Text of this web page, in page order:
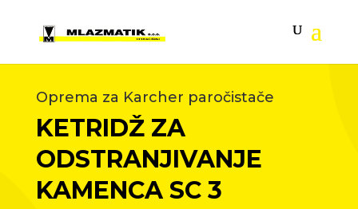
Oprema za Karcher paročistače
KETRIDŽ ZA
ODSTRANJIVANJE
KAMENCA SC 3